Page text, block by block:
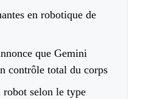
en robotique de
que Gemini
contrôle total du corps
selon le type